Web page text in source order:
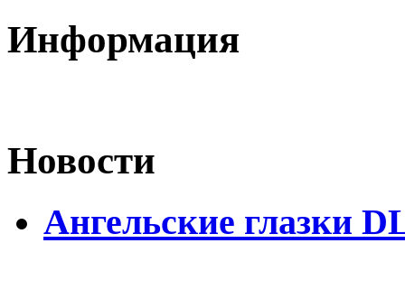
Информация
Новости
Ангельские глазки